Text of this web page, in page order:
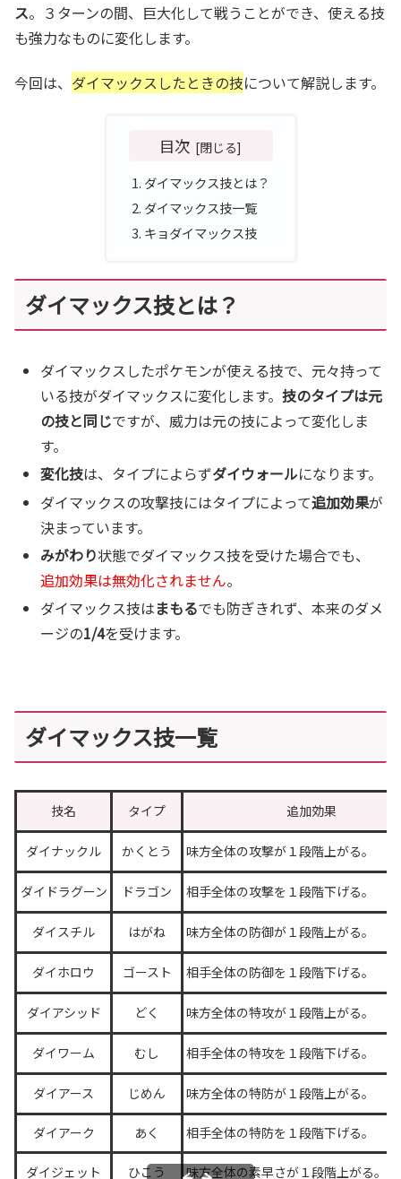
ス。３ターンの間、巨大化して戦うことができ、使える技
も強力なものに変化します。
今回は、 ダイマックスしたときの技について解説します。
目次
ダイマックス技とは？
ダイマックス技一覧
キョダイマックス技
ダイマックス技とは？
ダイマックスしたポケモンが使える技で、元々持って
いる技がダイマックスに変化します。技のタイプは元
の技と同じですが、威力は元の技によって変化しま
す。
変化技は、タイプによらずダイウォールになります。
ダイマックスの攻撃技にはタイプによって追加効果が
決まっています。
みがわり状態でダイマックス技を受けた場合でも、
追加効果は無効化されません。
ダイマックス技はまもるでも防ぎきれず、本来のダメ
ージの1/4を受けます。
ダイマックス技一覧
技名 タイプ 追加効果
ダイナックル かくとう 味方全体の攻撃が１段階上がる。
ダイドラグーン ドラゴン 相手全体の攻撃を１段階下げる。
ダイスチル はがね 味方全体の防御が１段階上がる。
ダイホロウ ゴースト 相手全体の防御を１段階下げる。
ダイアシッド どく 味方全体の特攻が１段階上がる。
ダイワーム むし 相手全体の特攻を１段階下げる。
ダイアース じめん 味方全体の特防が１段階上がる。
ダイアーク あく 相手全体の特防を１段階下げる。
ダイジェット ひこう 味方全体の素早さが１段階上がる。